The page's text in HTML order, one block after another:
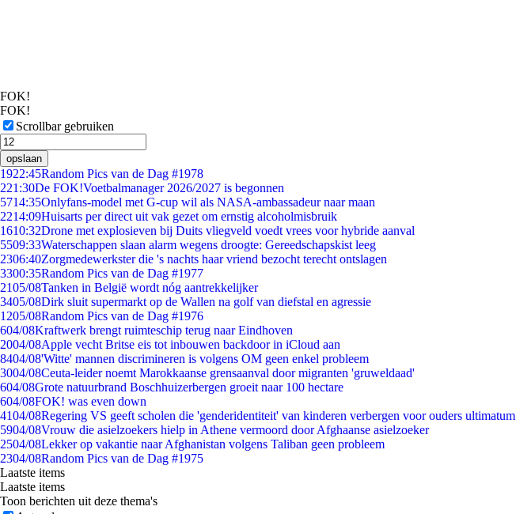
FOK!
FOK!
Scrollbar gebruiken
opslaan
1922:45Random Pics van de Dag #1978
221:30De FOK!Voetbalmanager 2026/2027 is begonnen
5714:35Onlyfans-model met G-cup wil als NASA-ambassadeur naar maan
2214:09Huisarts per direct uit vak gezet om ernstig alcoholmisbruik
1610:32Drone met explosieven bij Duits vliegveld voedt vrees voor hybride aanval
5509:33Waterschappen slaan alarm wegens droogte: Gereedschapskist leeg
2306:40Zorgmedewerkster die 's nachts haar vriend bezocht terecht ontslagen
3300:35Random Pics van de Dag #1977
2105/08Tanken in België wordt nóg aantrekkelijker
3405/08Dirk sluit supermarkt op de Wallen na golf van diefstal en agressie
1205/08Random Pics van de Dag #1976
604/08Kraftwerk brengt ruimteschip terug naar Eindhoven
2004/08Apple vecht Britse eis tot inbouwen backdoor in iCloud aan
8404/08'Witte' mannen discrimineren is volgens OM geen enkel probleem
3004/08Ceuta-leider noemt Marokkaanse grensaanval door migranten 'gruweldaad'
604/08Grote natuurbrand Boschhuizerbergen groeit naar 100 hectare
604/08FOK! was even down
4104/08Regering VS geeft scholen die 'genderidentiteit' van kinderen verbergen voor ouders ultimatum
5904/08Vrouw die asielzoekers hielp in Athene vermoord door Afghaanse asielzoeker
2504/08Lekker op vakantie naar Afghanistan volgens Taliban geen probleem
2304/08Random Pics van de Dag #1975
Laatste items
Laatste items
Toon berichten uit deze thema's